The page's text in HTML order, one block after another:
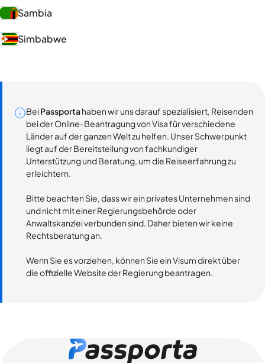
Sambia
Simbabwe
BeiPassportahaben wir uns darauf spezialisiert, Reisenden
bei der Online-Beantragung von Visa für verschiedene
Länder auf der ganzen Welt zu helfen. Unser Schwerpunkt
liegt auf der Bereitstellung von fachkundiger
Unterstützung und Beratung, um die Reiseerfahrung zu
erleichtern.
Bitte beachten Sie, dass wir ein privates Unternehmen sind
und nicht mit einer Regierungsbehörde oder
Anwaltskanzlei verbunden sind. Daher bieten wir keine
Rechtsberatung an.
Wenn Sie es vorziehen, können Sie ein Visum direkt über
die offizielle Website der Regierung beantragen.